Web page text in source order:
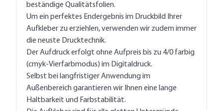
beständige Qualitätsfolien.
Um ein perfektes Endergebnis im Druckbild Ihrer
Aufkleber zu erziehlen, verwenden wir zudem immer
die neuste Drucktechnik.
Der Aufdruck erfolgt ohne Aufpreis bis zu 4/0 farbig
(cmyk-Vierfarbmodus) im Digitaldruck.
Selbst bei langfristiger Anwendung im
Außenbereich garantieren wir Ihnen eine lange
Haltbarkeit und Farbstabilität.